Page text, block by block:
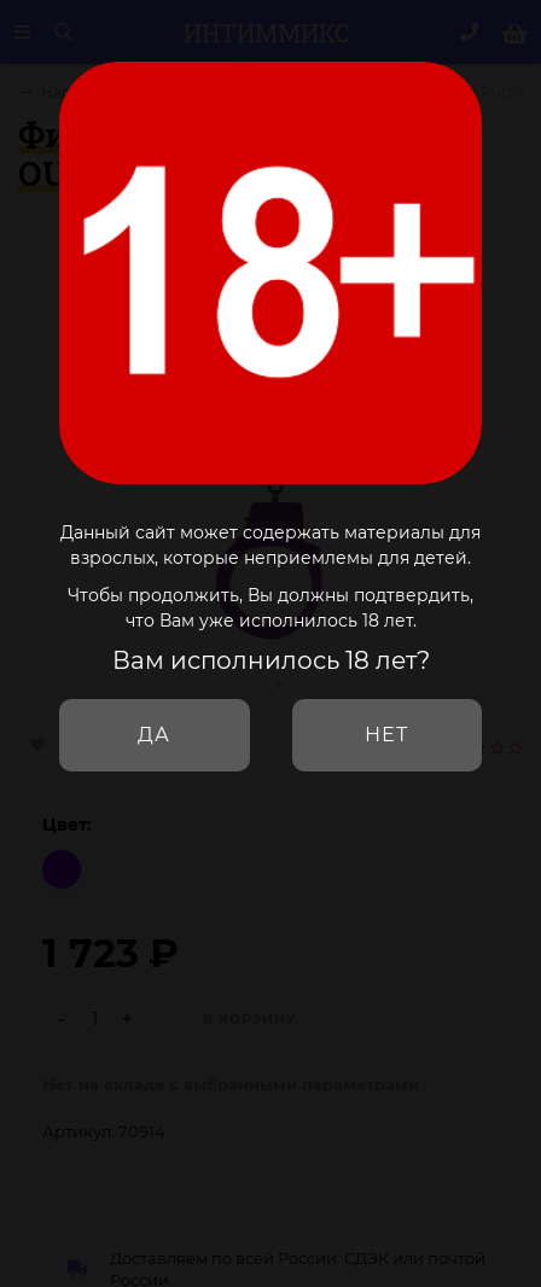
Данный сайт может содержать материалы для
взрослых, которые неприемлемы для детей.
Чтобы продолжить, Вы должны подтвердить,
что Вам уже исполнилось 18 лет.
Вам исполнилось 18 лет?
ДА НЕТ
Наручники, ошейники Фиолетовые наручники OUCH! Purple
Фиолетовые наручники
OUCH! Purple
Цвет:
1 723 ₽
Артикул: 70914
Доставляем по всей России: СДЭК или почтой